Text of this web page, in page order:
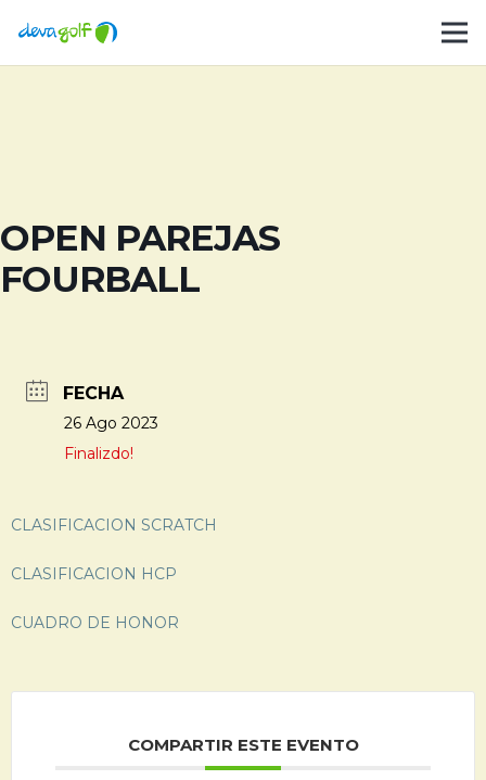
OPEN PAREJAS
FOURBALL
FECHA
26 Ago 2023
Finalizdo!
CLASIFICACION SCRATCH
CLASIFICACION HCP
CUADRO DE HONOR
COMPARTIR ESTE EVENTO